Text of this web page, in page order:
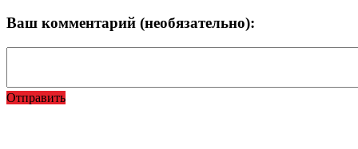
Ваш комментарий (необязательно):
Отправить